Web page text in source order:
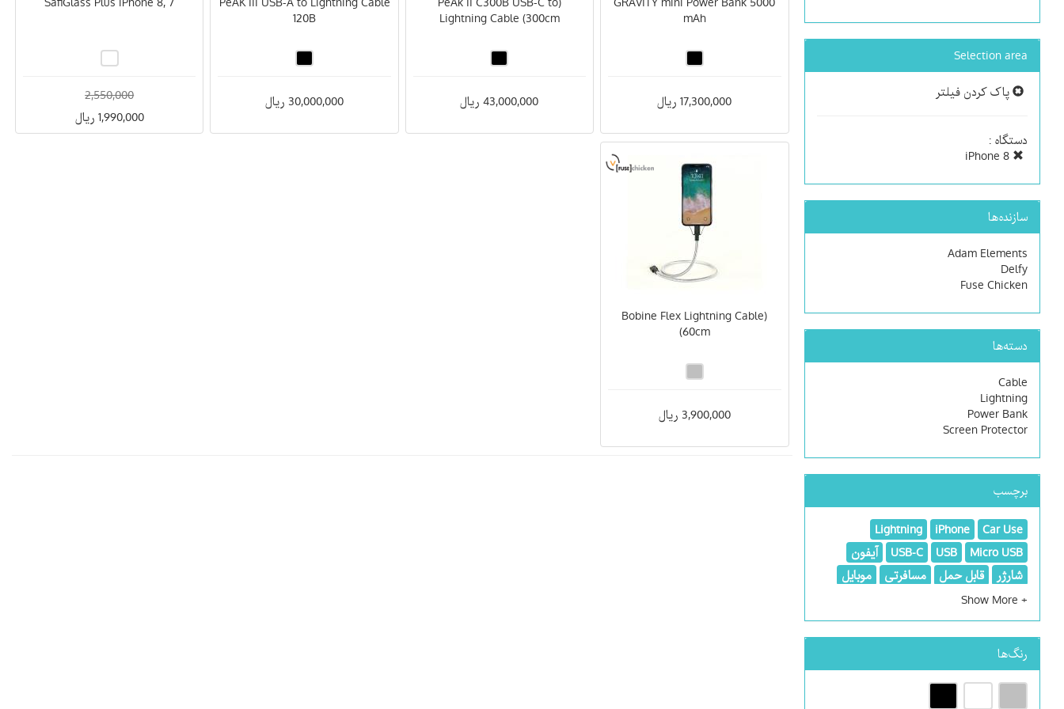
Selection area
پاک کردن فیلتر
دستگاه :
سازنده‌ها
Adam Elements
Delfy
Fuse Chicken
دسته‌ها
Cable
Lightning
Power Bank
Screen Protector
برچسب
Car Use
iPhone
Lightning
Micro USB
USB
USB-C
آیفون
شارژر
قابل حمل مسافرتی
موبایل
هدیه
پاور بانک
کابل و گجت
رنگ‌ها
mAh
17,300,000 ریال
Lightning Cable (300cm
43,000,000 ریال
120B
30,000,000 ریال
2,550,000
1,990,000 ریال
(Bobine Flex Lightning Cable
(60cm
3,900,000 ریال